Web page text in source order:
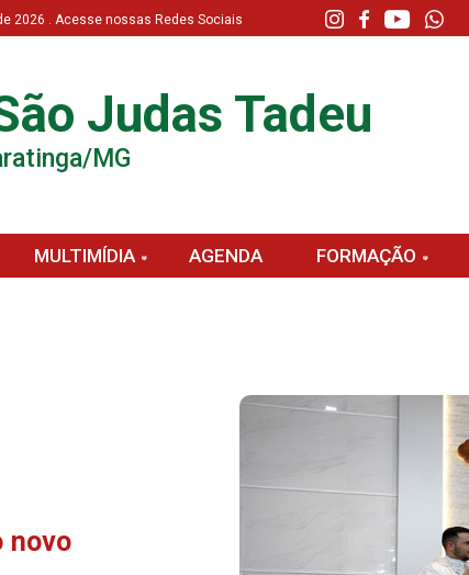
2026 . Acesse nossas Redes Sociais
Judas Tadeu
MG
MULTIMÍDIA AGENDA FORMAÇÃO
novo